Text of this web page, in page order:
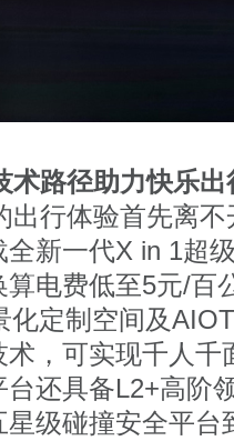
术路径助力快乐出
出行体验首先离
全新一代X in 1超
算电费低至5元/百
化定制空间及
术，可实现千人
台还具备L2+高阶
星级碰撞安全平